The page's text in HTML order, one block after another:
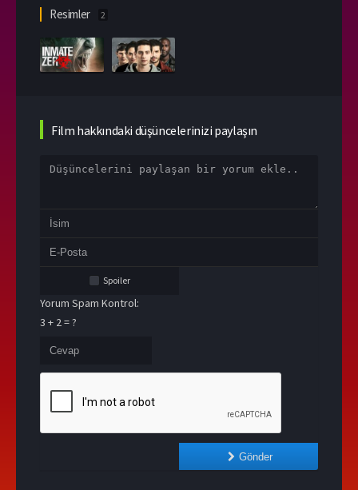
Resimler 2
Film hakkındaki düşüncelerinizi paylaşın
Spoiler
Yorum Spam Kontrol:
3 + 2 = ?
Gönder